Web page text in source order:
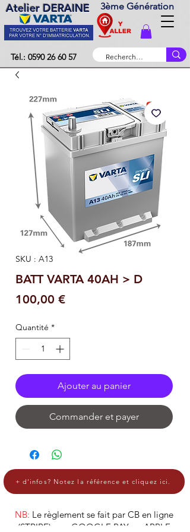
Atelier DERAINE 3ème Génération
Tél.: 0590 26 60 57
SKU : A13
BATT VARTA 40AH > D
100,00 €Prix
Quantité *
Ajouter au panier
Commander et payer
+ d'infos? Notez la référence et cliquez ici.
NB: Le règlement se fait par CB en ligne
(STRIPE), par GOOGLE PAY ou APPLE